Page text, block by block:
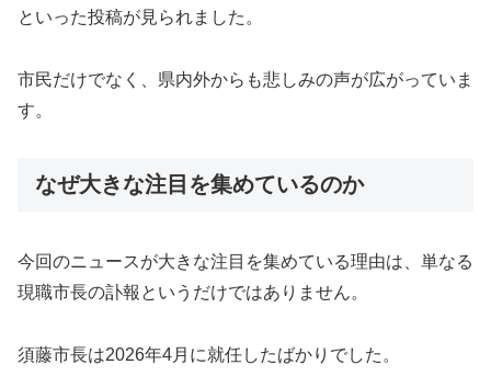
といった投稿が見られました。
市民だけでなく、県内外からも悲しみの声が広がっていま
す。
なぜ大きな注目を集めているのか
今回のニュースが大きな注目を集めている理由は、単なる
現職市長の訃報というだけではありません。
須藤市長は2026年4月に就任したばかりでした。